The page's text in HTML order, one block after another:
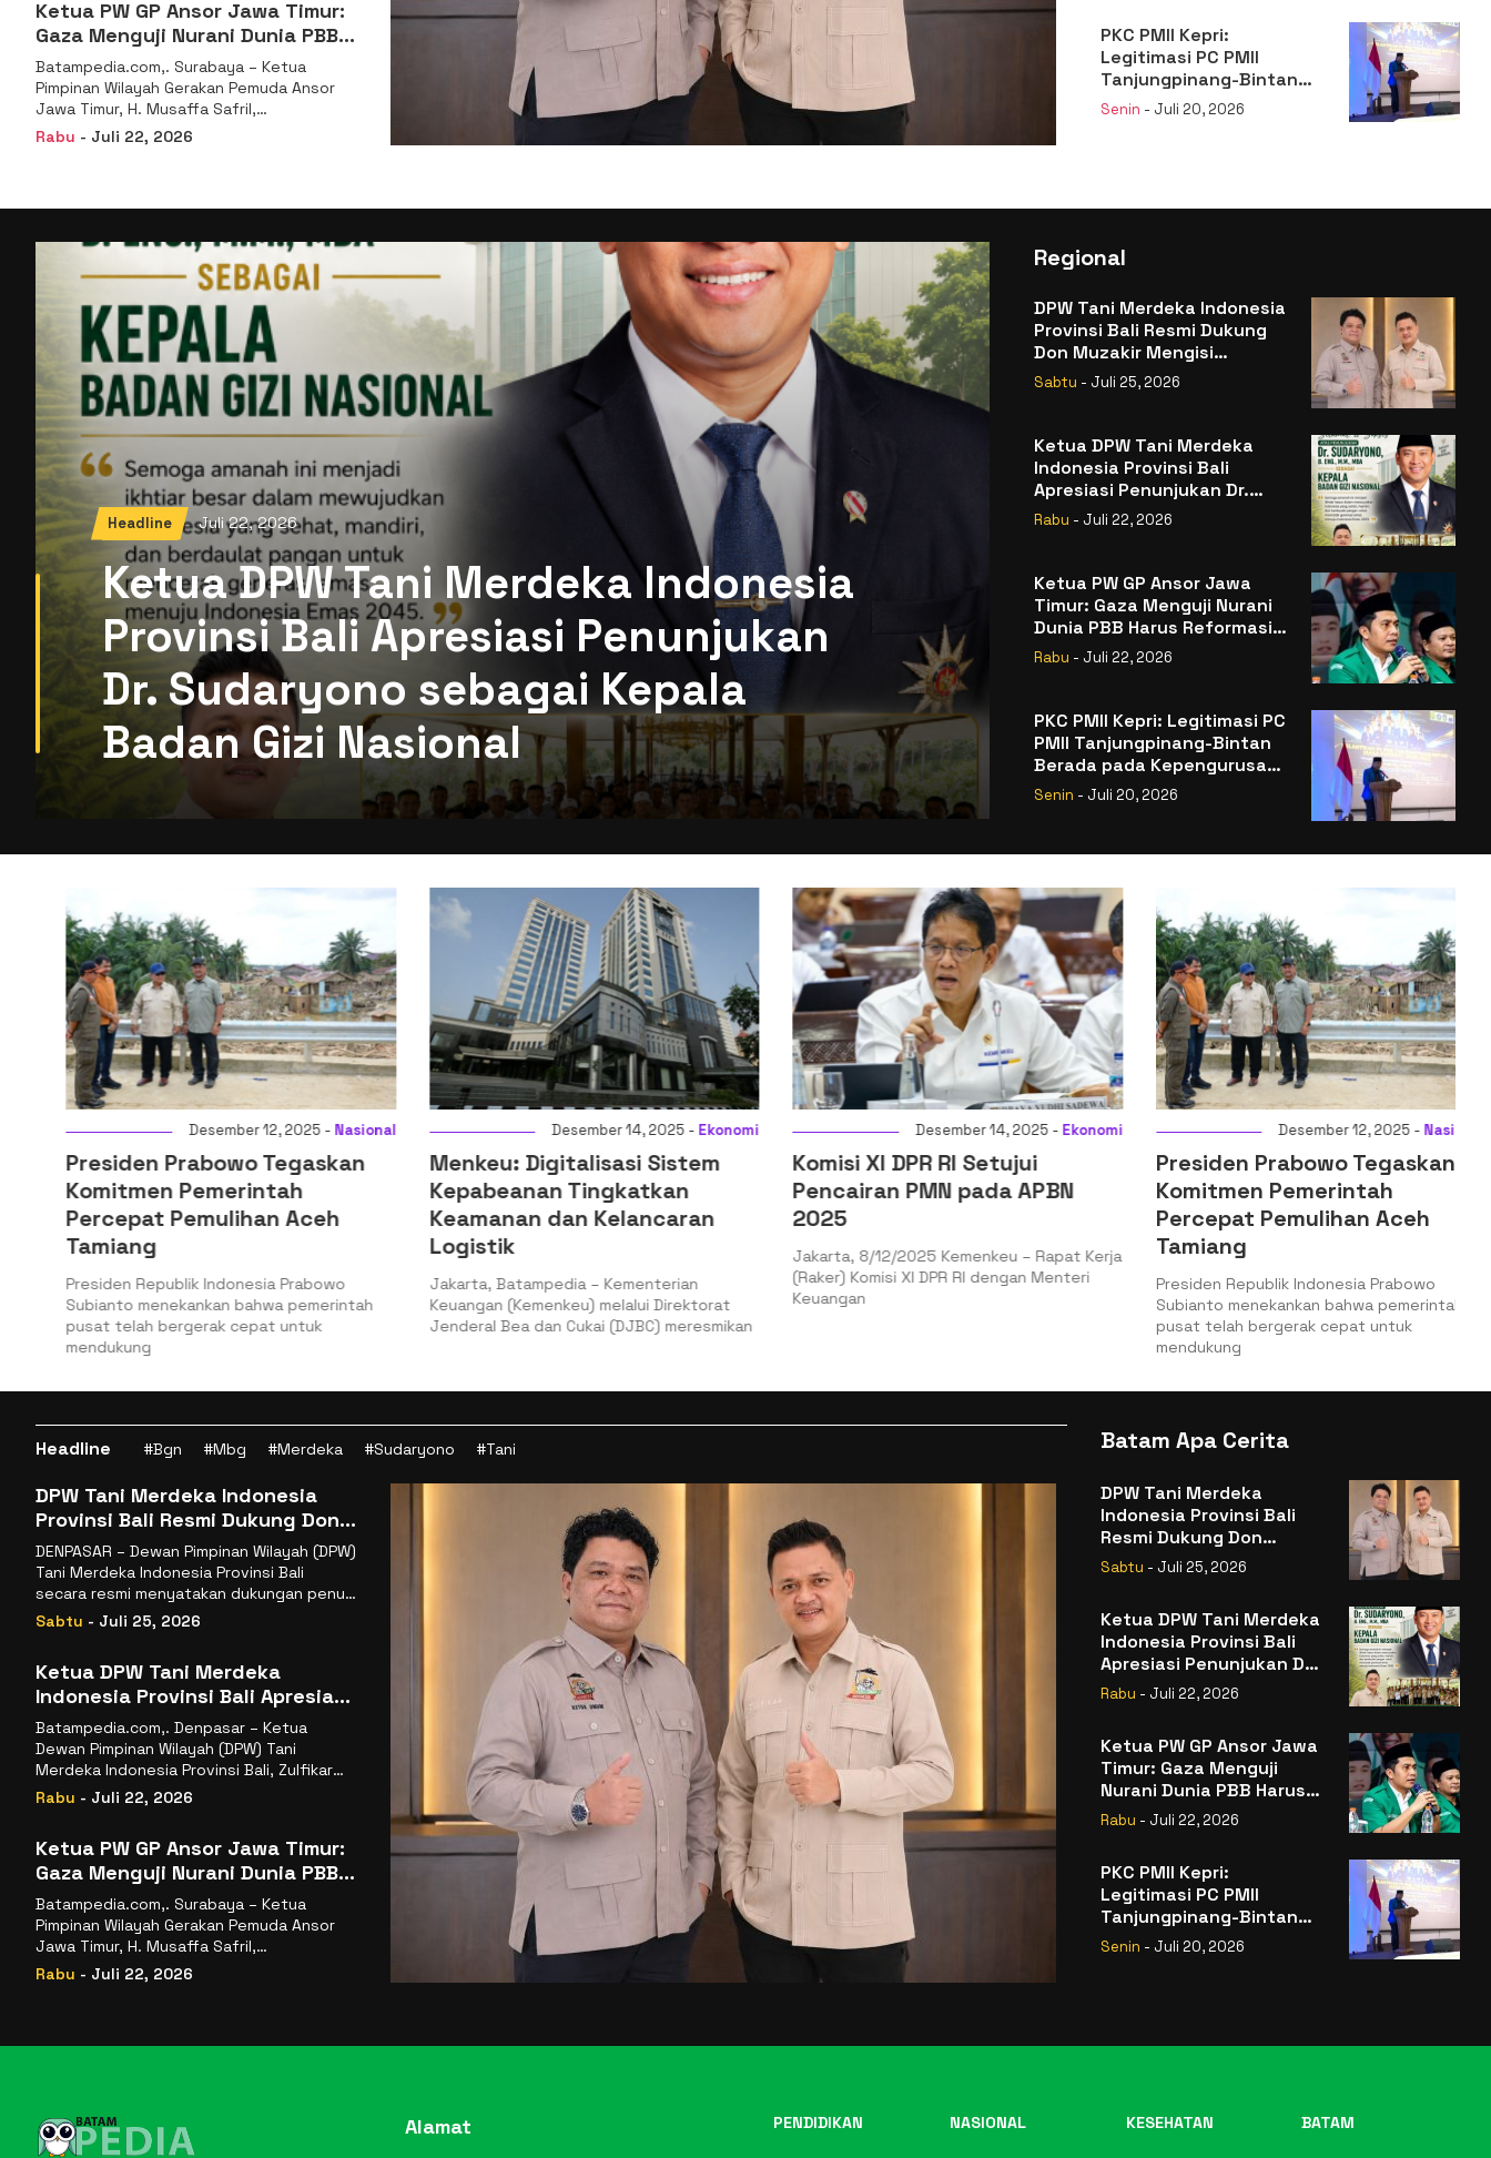
Ketua PW GP Ansor Jawa Timur:
Gaza Menguji Nurani Dunia PBB
Harus Reformasi Total atau
Kehilangan Legitimasi
Batampedia.com,. Surabaya – Ketua
Pimpinan Wilayah Gerakan Pemuda Ansor
Jawa Timur, H. Musaffa Safril,
menyampaikan keprihatinan mendalam
Rabu - Juli 22, 2026
PKC PMII Kepri:
Legitimasi PC PMII
Tanjungpinang-Bintan
Berada pada
Kepengurusan
Senin - Juli 20, 2026
Headline Juli 22, 2026
Ketua DPW Tani Merdeka Indonesia
Provinsi Bali Apresiasi Penunjukan
Dr. Sudaryono sebagai Kepala
Badan Gizi Nasional
Regional
DPW Tani Merdeka Indonesia
Provinsi Bali Resmi Dukung
Don Muzakir Mengisi
Jabatan Wakil Menteri
Pertanian RI
Sabtu - Juli 25, 2026
Ketua DPW Tani Merdeka
Indonesia Provinsi Bali
Apresiasi Penunjukan Dr.
Sudaryono sebagai Kepala
Badan Gizi Nasional
Rabu - Juli 22, 2026
Ketua PW GP Ansor Jawa
Timur: Gaza Menguji Nurani
Dunia PBB Harus Reformasi
Total atau Kehilangan
Rabu - Juli 22, 2026
PKC PMII Kepri: Legitimasi PC
PMII Tanjungpinang-Bintan
Berada pada Kepengurusan
Muhammad Al-Mujrin
Senin - Juli 20, 2026
Desember 12, 2025 -Nasional
Presiden Prabowo Tegaskan
Komitmen Pemerintah
Percepat Pemulihan Aceh
Tamiang
Presiden Republik Indonesia Prabowo
Subianto menekankan bahwa pemerintah
pusat telah bergerak cepat untuk
mendukung
Desember 14, 2025 -Ekonomi
Menkeu: Digitalisasi Sistem
Kepabeanan Tingkatkan
Keamanan dan Kelancaran
Logistik
Jakarta, Batampedia – Kementerian
Keuangan (Kemenkeu) melalui Direktorat
Jenderal Bea dan Cukai (DJBC) meresmikan
Desember 14, 2025 -Ekonomi
Komisi XI DPR RI Setujui
Pencairan PMN pada APBN
2025
Jakarta, 8/12/2025 Kemenkeu – Rapat Kerja
(Raker) Komisi XI DPR RI dengan Menteri
Keuangan
Desember 12, 2025 -Nasional
Presiden Prabowo Tegaskan
Komitmen Pemerintah
Percepat Pemulihan Aceh
Tamiang
Presiden Republik Indonesia Prabowo
Subianto menekankan bahwa pemerintah
pusat telah bergerak cepat untuk
mendukung
Headline #Bgn #Mbg #Merdeka #Sudaryono #Tani
DPW Tani Merdeka Indonesia
Provinsi Bali Resmi Dukung Don
Muzakir Mengisi Jabatan Wakil
Menteri Pertanian RI
DENPASAR – Dewan Pimpinan Wilayah (DPW)
Tani Merdeka Indonesia Provinsi Bali
secara resmi menyatakan dukungan penuh
kepada Ketua Umum
Sabtu - Juli 25, 2026
Ketua DPW Tani Merdeka
Indonesia Provinsi Bali Apresiasi
Penunjukan Dr. Sudaryono
sebagai Kepala Badan Gizi
Nasional
Batampedia.com,. Denpasar – Ketua
Dewan Pimpinan Wilayah (DPW) Tani
Merdeka Indonesia Provinsi Bali, Zulfikar
Wijaya, S.E., menyampaikan ucapan
Rabu - Juli 22, 2026
Ketua PW GP Ansor Jawa Timur:
Gaza Menguji Nurani Dunia PBB
Harus Reformasi Total atau
Kehilangan Legitimasi
Batampedia.com,. Surabaya – Ketua
Pimpinan Wilayah Gerakan Pemuda Ansor
Jawa Timur, H. Musaffa Safril,
menyampaikan keprihatinan mendalam
Rabu - Juli 22, 2026
Batam Apa Cerita
DPW Tani Merdeka
Indonesia Provinsi Bali
Resmi Dukung Don
Muzakir Mengisi Jabatan
Wakil Menteri Pertanian
Sabtu - Juli 25, 2026
Ketua DPW Tani Merdeka
Indonesia Provinsi Bali
Apresiasi Penunjukan Dr.
Sudaryono sebagai
Kepala Badan Gizi
Rabu - Juli 22, 2026
Ketua PW GP Ansor Jawa
Timur: Gaza Menguji
Nurani Dunia PBB Harus
Reformasi Total atau
Kehilangan Legitimasi
Rabu - Juli 22, 2026
PKC PMII Kepri:
Legitimasi PC PMII
Tanjungpinang-Bintan
Berada pada
Kepengurusan
Senin - Juli 20, 2026
Alamat PENDIDIKAN NASIONAL KESEHATAN BATAM